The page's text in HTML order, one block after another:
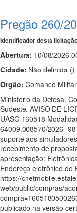
Pregão 260/
Identificador desta
Abertura: 10/08/2026
Cidade: Não definida ()
Orgão: Comando
Ministério da Defesa.
Sudeste. AVISO DE
UASG 160518
64009.008570/2026-
suporte aos
recebimento de
apresentação:
Endereço eletrônico do
https://
web/public/compras/
publicado na versão